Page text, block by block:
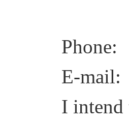
E-mail:
I intend